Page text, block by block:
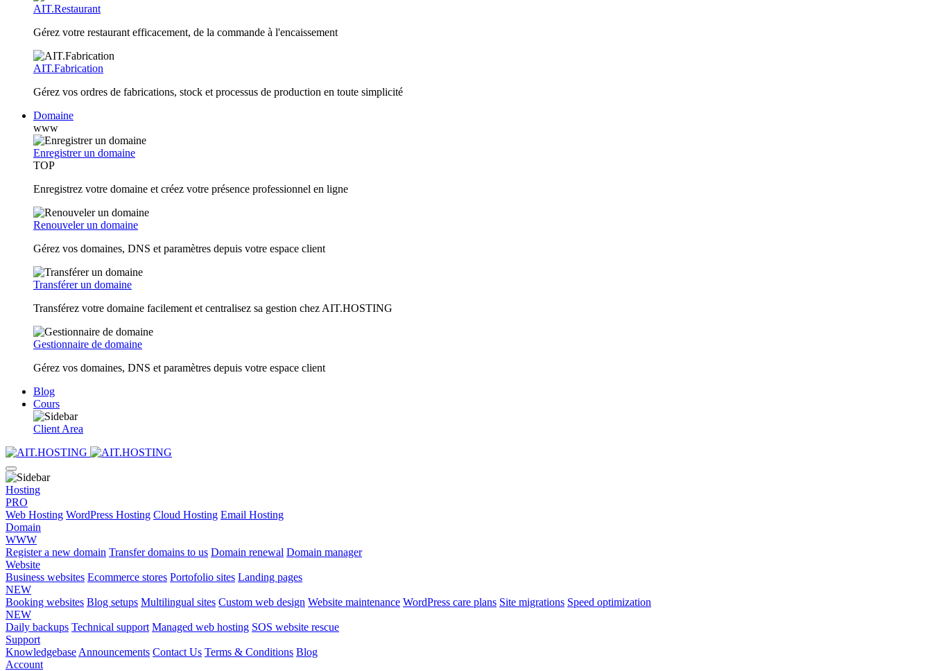
AIT.Restaurant
Gérez votre restaurant efficacement, de la commande à l'encaissement
AIT.Fabrication
Gérez vos ordres de fabrications, stock et processus de production en toute simplicité
Domaine
www
Enregistrer un domaine
TOP
Enregistrez votre domaine et créez votre présence professionnel en ligne
Renouveler un domaine
Gérez vos domaines, DNS et paramètres depuis votre espace client
Transférer un domaine
Transférez votre domaine facilement et centralisez sa gestion chez AIT.HOSTING
Gestionnaire de domaine
Gérez vos domaines, DNS et paramètres depuis votre espace client
Blog
Cours
Client Area
Hosting
PRO
Web Hosting WordPress Hosting Cloud Hosting Email Hosting
Domain
WWW
Register a new domain Transfer domains to us Domain renewal Domain manager
Website
Business websites Ecommerce stores Portofolio sites Landing pages
NEW
Booking websites Blog setups Multilingual sites Custom web design Website maintenance WordPress care plans Site migrations Speed optimization
NEW
Daily backups Technical support Managed web hosting SOS website rescue
Support
Knowledgebase Announcements Contact Us Terms & Conditions Blog
Account